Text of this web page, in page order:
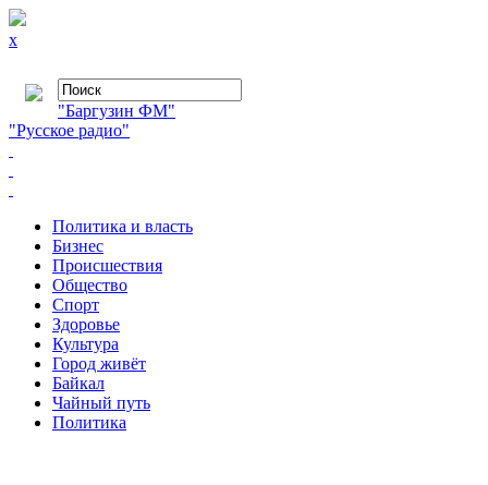
x
"Баргузин ФМ"
"Русское радио"
Политика и власть
Бизнес
Происшествия
Общество
Cпорт
Здоровье
Культура
Город живёт
Байкал
Чайный путь
Политика